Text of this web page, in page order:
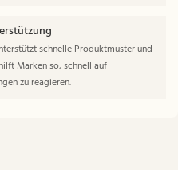
schnelle Produktmuster und
Marken so, schnell auf
zu reagieren.